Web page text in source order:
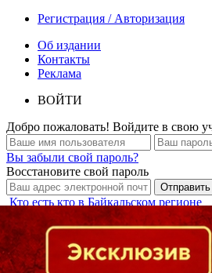
Регистрация / Авторизация
Об издании
Контакты
Реклама
ВОЙТИ
Добро пожаловать! Войдите в свою
Вы забыли свой пароль?
Восстановите свой пароль
Кто есть кто в Байкальском регионе